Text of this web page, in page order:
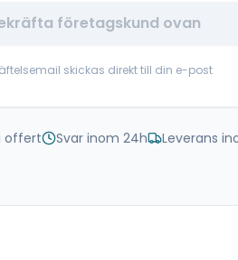
företagskund ovan
skickas direkt till din e-post
offert Svar inom 24h Leverans